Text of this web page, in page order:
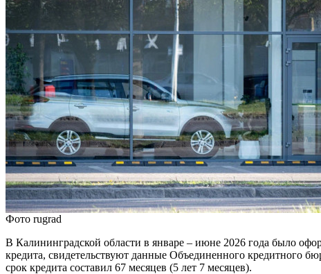
Фото rugrad
В Калининградской области в январе – июне 2026 года было
кредита, свидетельствуют данные Объединенного кредитного
срок кредита составил 67 месяцев (5 лет 7 месяцев).